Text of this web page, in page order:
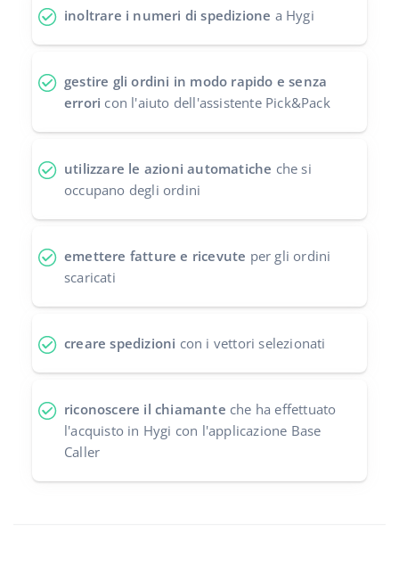
inoltrare i numeri di spedizione a Hygi
gestire gli ordini in modo rapido e senza
errori con l'aiuto dell'assistente Pick&Pack
utilizzare le azioni automatiche che si
occupano degli ordini
emettere fatture e ricevute per gli ordini
scaricati
creare spedizioni con i vettori selezionati
riconoscere il chiamante che ha effettuato
l'acquisto in Hygi con l'applicazione Base
Caller